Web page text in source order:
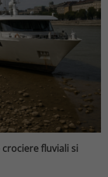
fluviali si